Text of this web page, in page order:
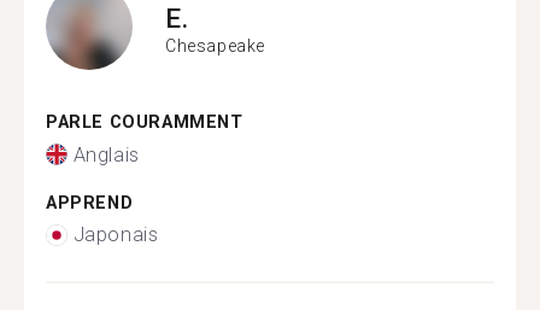
E.
Chesapeake
PARLE COURAMMENT
Anglais
APPREND
Japonais